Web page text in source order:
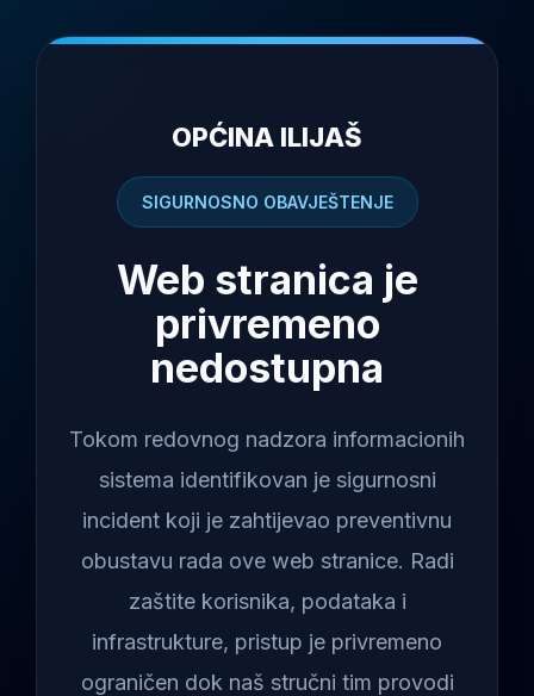
OPĆINA ILIJAŠ
SIGURNOSNO OBAVJEŠTENJE
Web stranica je
privremeno
nedostupna
Tokom redovnog nadzora informacionih
sistema identifikovan je sigurnosni
incident koji je zahtijevao preventivnu
obustavu rada ove web stranice. Radi
zaštite korisnika, podataka i
infrastrukture, pristup je privremeno
ograničen dok naš stručni tim provodi